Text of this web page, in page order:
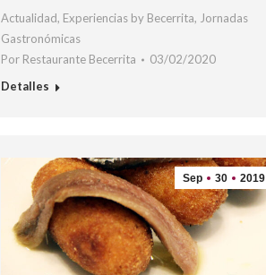
Actualidad, Experiencias by Becerrita, Jornadas
Gastronómicas
Por Restaurante Becerrita
03/02/2020
Detalles
Sep 30 2019